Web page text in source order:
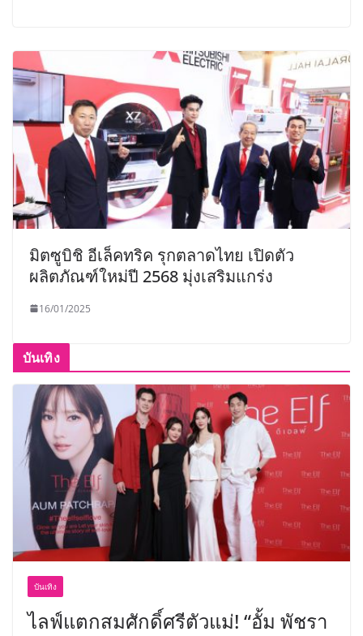
มิตซูบิชิ อีเล็คทริค รุกตลาดไทย เปิดตัว
ผลิตภัณฑ์ใหม่ปี 2568 มุ่งเสริมแกร่ง
16/01/2025
บันเทิง
บันเทิง
ไลฟ์แตกสมศักดิ์ศรีตัวแม่! “อั้ม พัชรา